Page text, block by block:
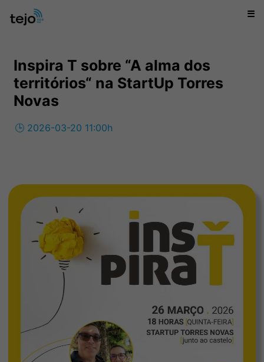
☰
Inspira T sobre “A alma dos
territórios“ na StartUp Torres
Novas
🕒 2026-03-20 11:00h